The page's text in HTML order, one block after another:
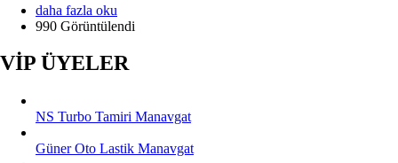
Oto
Tamir
daha fazla oku
990 Görüntülendi
VİP ÜYELER
NS Turbo Tamiri Manavgat
Güner Oto Lastik Manavgat